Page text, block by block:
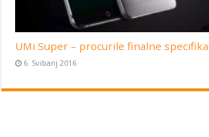
UMi Super – procurile finalne
6. Svibanj 2016